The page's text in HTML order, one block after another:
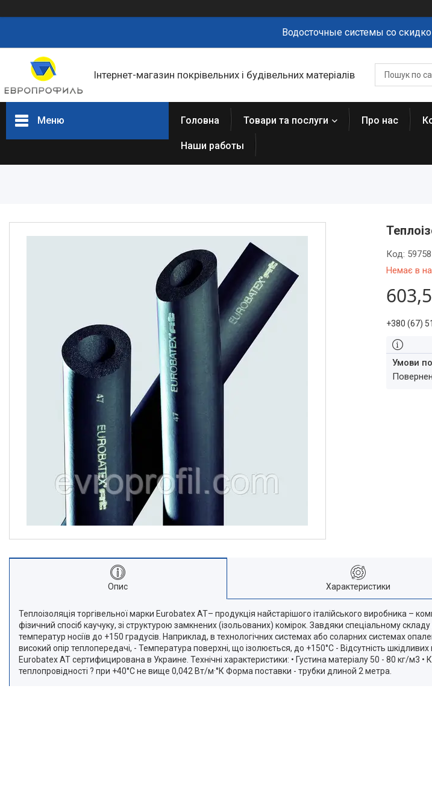
Водосточные системы со
Інтернет-магазин покрівельних і будівельних матеріалів
Меню
Фотогалерея
Головна Товари та послуги Про нас
Наши работы
Немає в
Код: 59758
+380 (67)
Опис Характеристики
Теплоізоляція торгівельної марки Eurobatex АТ– продукція найстарішого італійського виробника –
фізичний спосіб каучуку, зі структурою замкнених (ізольованих) комірок. Завдяки спеціальному
температур носіїв до +150 градусів. Наприклад, в технологічних системах або соларних системах
високий опір теплопередачі, - Температура поверхні, що ізолюється, до +150°С - Відсутність
Eurobatex АТ сертифицирована в Украине. Технічні характеристики: • Густина матеріалу 50 - 80 кг/м3
теплопровідності ? при +40°С не вище 0,042 Вт/м·°К Форма поставки - трубки длиной 2 метра.